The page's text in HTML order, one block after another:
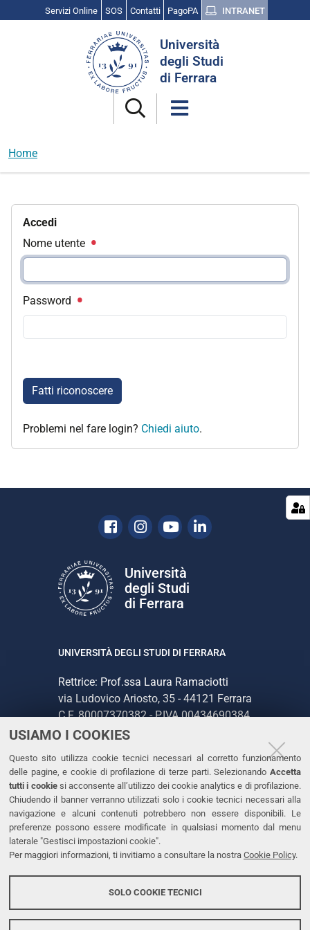
USIAMO I COOKIES
Questo sito utilizza cookie tecnici necessari al corretto funzionamento
delle pagine, e cookie di profilazione di terze parti. Selezionando Accetta
tutti i cookiesi acconsente all’utilizzo dei cookie analytics e di profilazione.
Chiudendo il banner verranno utilizzati solo i cookie tecnici necessari alla
navigazione e alcuni contenuti potrebbero non essere disponibili. Le
preferenze possono essere modificate in qualsiasi momento dal menu
laterale "Gestisci impostazioni cookie".
Per maggiori informazioni, ti invitiamo a consultare la nostra Cookie Policy.
SOLO COOKIE TECNICI
Servizi Online SOS Contatti PagoPA INTRANET
Università
degli Studi
di Ferrara
Home
Accedi
Nome utente
Password
Fatti riconoscere
Problemi nel fare login? Chiedi aiuto.
Facebook
Instagram
YoutubeLinkedin
Università
degli Studi
di Ferrara
UNIVERSITÀ DEGLI STUDI DI FERRARA
Rettrice: Prof.ssa Laura Ramaciotti
via Ludovico Ariosto, 35 - 44121 Ferrara
C.F. 80007370382 - P.IVA 00434690384
CONTATTI
Tel. +39 0532 293111
Fax. +39 0532 293031
PEC
LINKS
Accessibilità
Protezione dati personali